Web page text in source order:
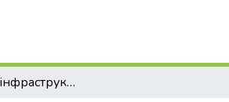
Формування інфраструктури територій: конспект лекцій